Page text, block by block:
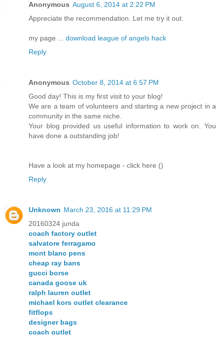
Anonymous August 6, 2014 at 2:22 PM
Appreciate the recommendation. Let me try it out.
my page ... download league of angels hack
Reply
Anonymous October 8, 2014 at 6:57 PM
Good day! This is my first visit to your blog!
We are a team of volunteers and starting a new project in a
community in the same niche.
Your blog provided us useful information to work on. You
have done a outstanding job!
Have a look at my homepage - click here ()
Reply
Unknown March 23, 2016 at 11:29 PM
20160324 junda
coach factory outlet
salvatore ferragamo
mont blanc pens
cheap ray bans
gucci borse
canada goose uk
ralph lauren outlet
michael kors outlet clearance
fitflops
designer bags
coach outlet